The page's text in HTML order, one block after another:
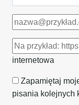
internetowa
Zapamiętaj
pisania kolejnych